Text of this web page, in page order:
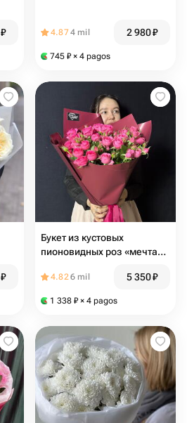
₽ 4.874 mil 2 980₽
745 ₽ × 4 pagos
₽
Букет из кустовых
пионовидных роз «мечта
4.826 mil 5 350₽
1 338 ₽ × 4 pagos